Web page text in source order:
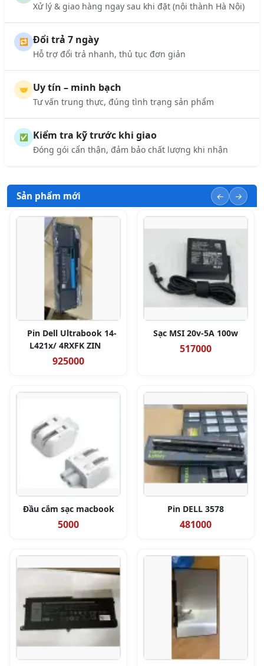
Xử lý & giao hàng ngay sau khi đặt (nội thành Hà Nội)
🔁 Đổi trả 7 ngày
Hỗ trợ đổi trả nhanh, thủ tục đơn giản
🤝 Uy tín – minh bạch
Tư vấn trung thực, đúng tình trạng sản phẩm
✅ Kiểm tra kỹ trước khi giao
Đóng gói cẩn thận, đảm bảo chất lượng khi nhận
Sản phẩm mới
Pin Dell Ultrabook 14-
L421x/ 4RXFK ZIN
925000
Sạc MSI 20v-5A 100w
517000
Đầu cắm sạc macbook
5000
Pin DELL 3578
481000